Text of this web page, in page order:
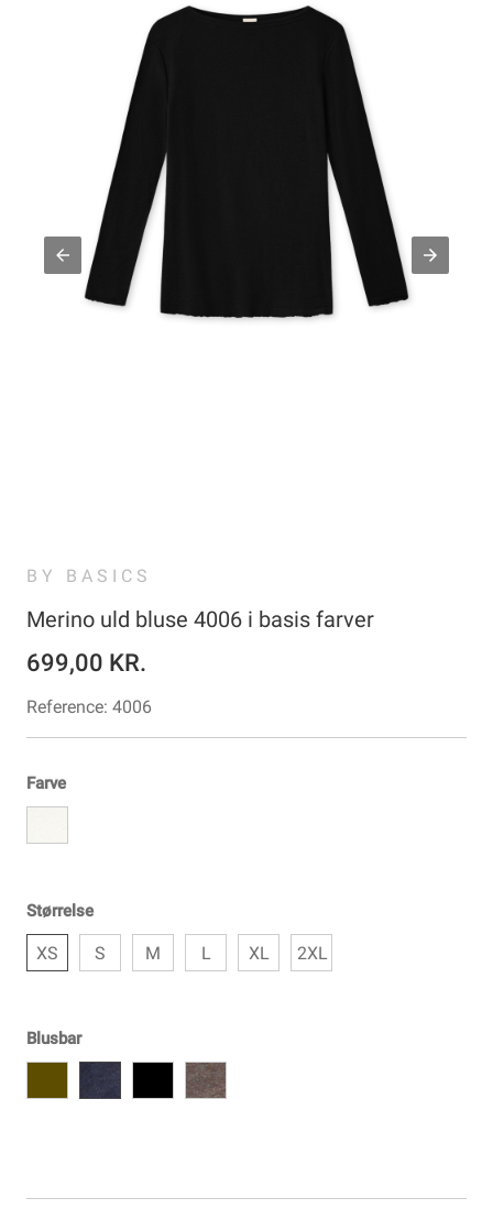
BY BASICS
Merino uld bluse 4006 i basis farver
699,00 KR.
Reference: 4006
Farve
Størrelse
XS S M L XL 2XL
Blusbar